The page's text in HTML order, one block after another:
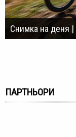
Снимка на деня
ПАРТНЬОРИ